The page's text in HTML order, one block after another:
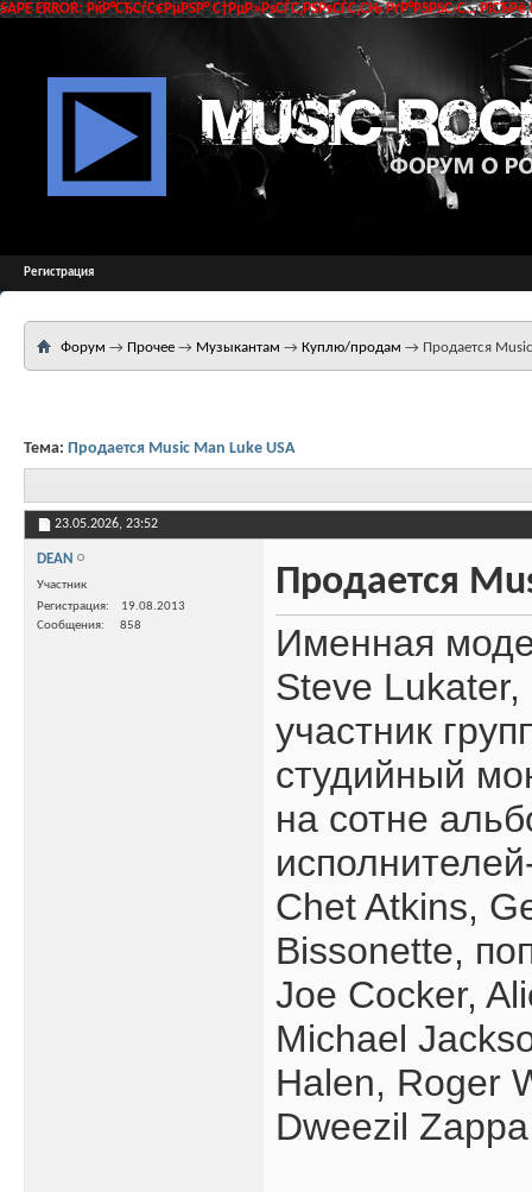
SAPE ERROR: РќР°СЂСѓС€РµРЅР° С†РµР»РѕСЃС‚РЅРѕСЃС‚СЊ РґР°РЅРЅС‹С…
Регистрация
Форум → Прочее → Музыкантам → Куплю/продам → Продается
Тема: Продается Music Man Luke USA
23.05.2026, 23:52
DEAN
Участник
Регистрация
19.08.2013
Сообщения
858
Продается
Именная
Steve Lukater,
участник
студийный
на сотне
Chet Atkins,
Bissonette,
Joe Cocker,
Michael
Halen, Roger
Dweezil